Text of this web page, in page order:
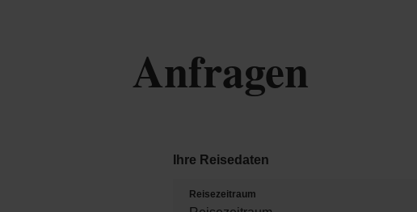
Anfragen
Ihre Reisedaten
Reisezeitraum